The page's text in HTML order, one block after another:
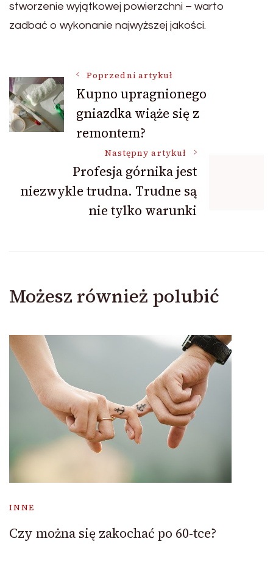
stworzenie wyjątkowej powierzchni – warto
zadbać o wykonanie najwyższej jakości.
Nawigacja
wpisu
Poprzedni artykuł
Kupno upragnionego
gniazdka wiąże się z
remontem?
Następny artykuł
Profesja górnika jest
niezwykle trudna. Trudne są
nie tylko warunki
Możesz również polubić
INNE
Czy można się zakochać po 60-tce?